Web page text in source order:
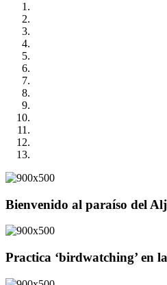
Bienvenido al paraíso del
Practica ‘birdwatching’ en